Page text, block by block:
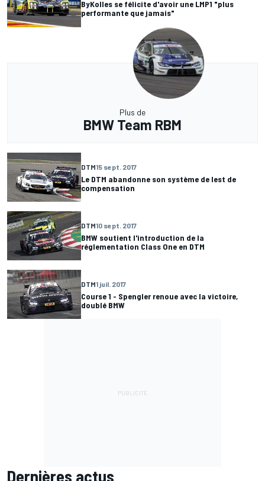
ByKolles se félicite d'avoir une LMP1 "plus
performante que jamais"
Plus de
BMW Team RBM
DTM15 sept. 2017
Le DTM abandonne son système de lest de
compensation
DTM10 sept. 2017
BMW soutient l'introduction de la
réglementation Class One en DTM
DTM1 juil. 2017
Course 1 - Spengler renoue avec la victoire,
doublé BMW
Dernières actus